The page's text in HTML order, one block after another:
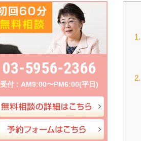
03-5956-2366
受付 : AM9:00〜PM6:00(平日)
1.
2.